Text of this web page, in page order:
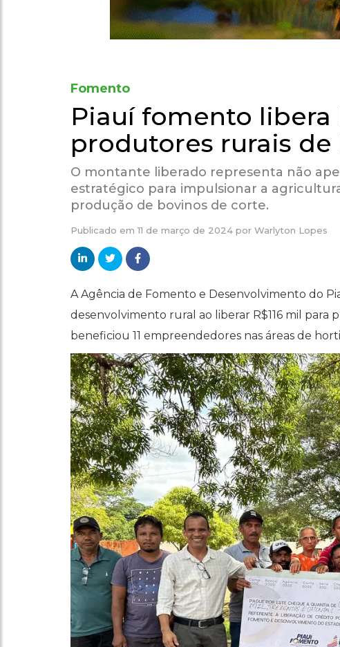
Fomento
Piauí fomento libera
produtores rurais de
O montante liberado representa não
estratégico para impulsionar a
produção de bovinos de corte.
Publicado em11 de março de 2024 por Warlyton Lopes
A Agência de Fomento e Desenvolvimento do
desenvolvimento rural ao liberar R$116 mil para
beneficiou 11 empreendedores nas áreas de